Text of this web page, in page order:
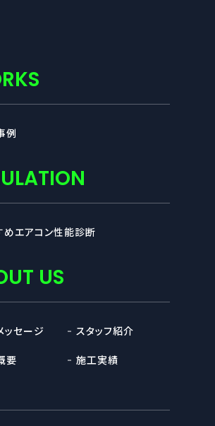
例
めエアコン性能診断
US
ッセージ
要
スタッフ紹介
施工実績